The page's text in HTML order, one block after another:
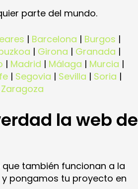
parte del mundo.
| Barcelona | Burgos |
| Girona | Granada |
| Madrid | Málaga | Murcia |
| Segovia | Sevilla | Soria |
Zaragoza
la web de
también funcionan a la
y pongamos tu proyecto en